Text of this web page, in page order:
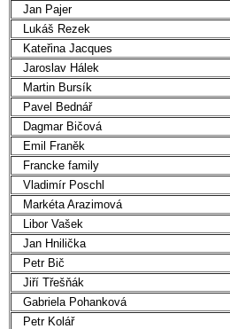
Jan Pajer
Lukáš Rezek
Kateřina Jacques
Jaroslav Hálek
Martin Bursík
Pavel Bednář
Dagmar Bičová
Emil Franěk
Francke family
Vladimír Poschl
Markéta Arazimová
Libor Vašek
Jan Hnilička
Petr Bič
Jiří Třešňák
Gabriela Pohanková
Petr Kolář